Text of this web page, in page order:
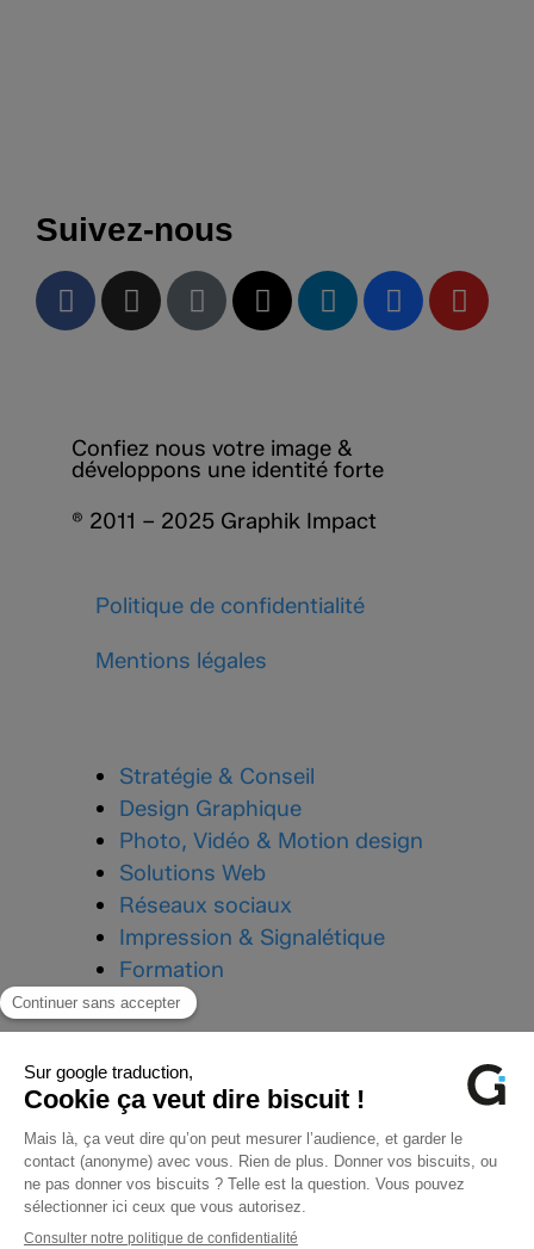
Suivez-nous
Confiez nous votre image &
développons une identité forte
® 2011 – 2025 Graphik Impact
Politique de confidentialité
Mentions légales
Stratégie & Conseil
Design Graphique
Photo, Vidéo & Motion design
Solutions Web
Réseaux sociaux
Impression & Signalétique
Formation
Téléphone :
Mail :contact@graphik-impact.com
96 Avenue Charles de Gaulle,
08000 Charleville-Mézières
Du lundi au vendredi
de 9h à 12h, 14h à 18h